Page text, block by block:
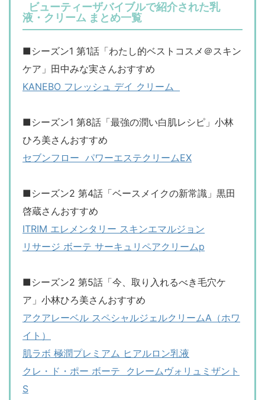
ビューティーザバイブルで紹介された乳
液・クリーム まとめ一覧
■シーズン1 第1話「わたし的ベストコスメ＠スキン
ケア」田中みな実さんおすすめ
KANEBO フレッシュ デイ クリーム
■シーズン1 第8話「最強の潤い白肌レシピ 」小林
ひろ美さんおすすめ
セブンフロー パワーエステクリームEX
■シーズン2 第4話「ベースメイクの新常識 」黒田
啓蔵さんおすすめ
ITRIM エレメンタリー スキンエマルジョン
リサージ ボーテ サーキュリペアクリームp
■シーズン2 第5話「今、取り入れるべき毛穴ケ
ア 」 小林ひろ美さんおすすめ
アクアレーベル スペシャルジェルクリームA（ホワ
イト）
肌ラボ 極潤プレミアム ヒアルロン乳液
クレ・ド・ポー ボーテ
クレームヴォリュミザント
S